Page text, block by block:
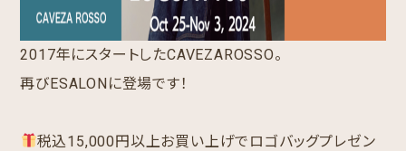
2017年にスタートしたCAVEZAROSSO。
再びESALONに登場です！
税込15,000円以上お買い上げでロゴバッグプレゼン